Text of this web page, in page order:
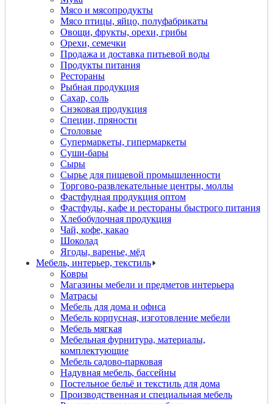
Мясо и мясопродукты
Мясо птицы, яйцо, полуфабрикаты
Овощи, фрукты, орехи, грибы
Орехи, семечки
Продажа и доставка питьевой воды
Продукты питания
Рестораны
Рыбная продукция
Сахар, соль
Снэковая продукция
Специи, пряности
Столовые
Супермаркеты, гипермаркеты
Суши-бары
Сыры
Сырье для пищевой промышленности
Торгово-развлекательные центры, моллы
Фастфудная продукция оптом
Фастфуды, кафе и рестораны быстрого питания
Хлебобулочная продукция
Чай, кофе, какао
Шоколад
Ягоды, варенье, мёд
Мебель, интерьер, текстиль
Ковры
Магазины мебели и предметов интерьера
Матрасы
Мебель для дома и офиса
Мебель корпусная, изготовление мебели
Мебель мягкая
Мебельная фурнитура, материалы,
комплектующие
Мебель садово-парковая
Надувная мебель, бассейны
Постельное бельё и текстиль для дома
Производственная и специальная мебель